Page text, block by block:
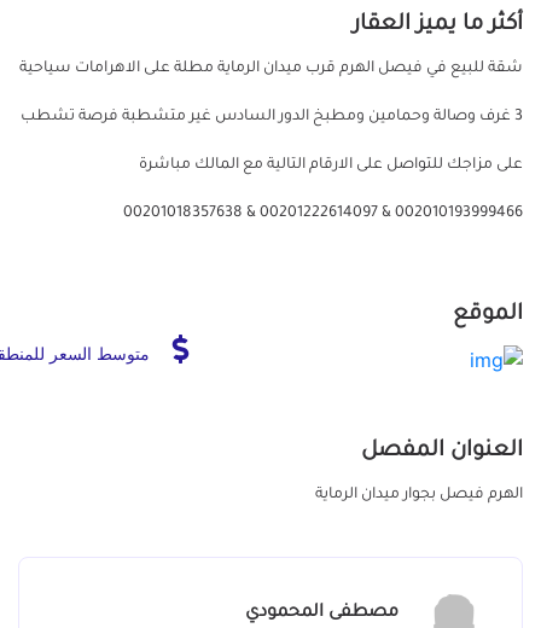
أكثر ما يميز العقار
شقة للبيع في فيصل الهرم قرب ميدان الرماية مطلة على الاهرامات سياحية
3 غرف وصالة وحمامين ومطبخ الدور السادس غير متشطبة فرصة تشطب
على مزاجك للتواصل على الارقام التالية مع المالك مباشرة
002010193999466 & 00201222614097 & 00201018357638
الموقع
متوسط السعر
العنوان المفصل
الهرم فيصل بجوار ميدان الرماية
مصطفى المحمودي